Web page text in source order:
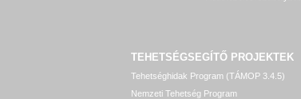
TEHETSÉGSEGÍTŐ PROJEKTEK
Tehetséghidak Program (TÁMOP 3.4.5)
Nemzeti Tehetség Program